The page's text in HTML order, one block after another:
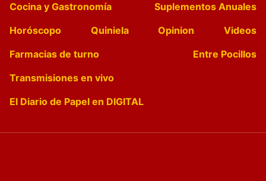
Cocina y Gastronomía
Suplementos Anuales
Horóscopo
Quiniela Opinion
Videos
Farmacias de turno
Entre Pocillos
Transmisiones en vivo
El Diario de Papel en DIGITAL